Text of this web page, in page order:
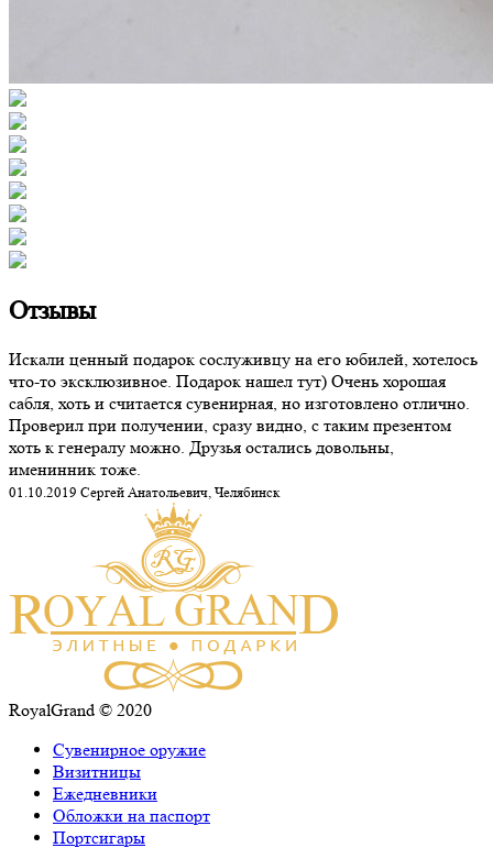
Отзывы
Искали ценный подарок сослуживцу на его юбилей, хотелось
что-то эксклюзивное. Подарок нашел тут) Очень хорошая
сабля, хоть и считается сувенирная, но изготовлено отлично.
Проверил при получении, сразу видно, с таким презентом
хоть к генералу можно. Друзья остались довольны,
именинник тоже.
01.10.2019 Сергей Анатольевич, Челябинск
RoyalGrand © 2020
Сувенирное оружие
Визитницы
Ежедневники
Обложки на паспорт
Портсигары